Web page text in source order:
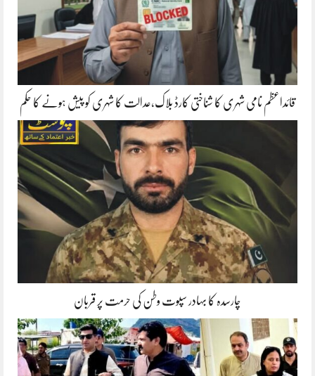
قائداعظم نامی شہری کا شناختی کارڈ بلاک،عدالت کا شہری کو پیش ہونے کا حکم
چارسدہ کا بہادر سپوت وطن کی حرمت پر قربان